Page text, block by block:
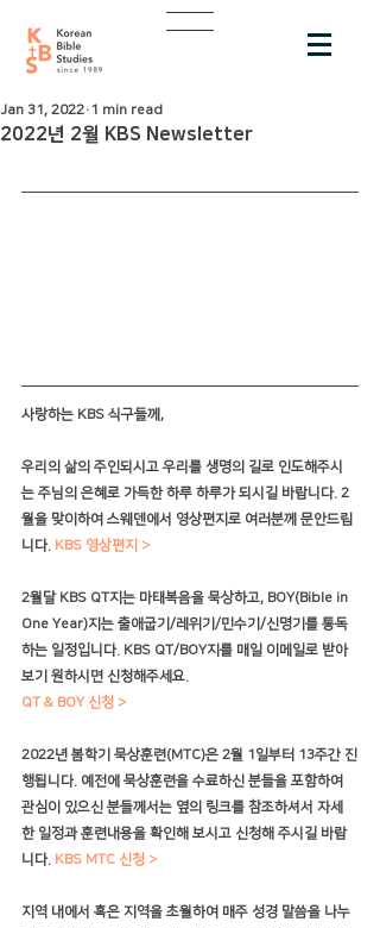
2022년 2월 KBS Newsletter
Jan 31, 2022 1 min read
사랑하는 KBS 식구들께,
우리의 삶의 주인되시고 우리를 생명의 길로 인도해주시
는 주님의 은혜로 가득한 하루 하루가 되시길 바랍니다. 2
월을 맞이하여 스웨덴에서 영상편지로 여러분께 문안드립
니다. KBS 영상편지 >
2월달 KBS QT지는 마태복음을 묵상하고, BOY(Bible in
One Year)지는 출애굽기/레위기/민수기/신명기를 통독
하는 일정입니다. KBS QT/BOY지를 매일 이메일로 받아
보기 원하시면 신청해주세요.
QT & BOY 신청 >
2022년 봄학기 묵상훈련(MTC)은 2월 1일부터 13주간 진
행됩니다. 예전에 묵상훈련을 수료하신 분들을 포함하여
관심이 있으신 분들께서는 옆의 링크를 참조하셔서 자세
한 일정과 훈련내용을 확인해 보시고 신청해 주시길 바랍
니다. KBS MTC 신청 >
지역 내에서 혹은 지역을 초월하여 매주 성경 말씀을 나누